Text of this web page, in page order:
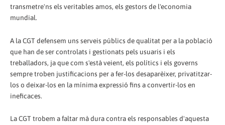
transmetre'ns els veritables amos, els gestors de l'economia
mundial.
A la CGT defensem uns serveis públics de qualitat per a la població
que han de ser controlats i gestionats pels usuaris i els
treballadors, ja que com s'està veient, els polítics i els governs
sempre troben justificacions per a fer-los desaparèixer, privatitzar-
los o deixar-los en la mínima expressió fins a convertir-los en
ineficaces.
La CGT trobem a faltar mà dura contra els responsables d'aquesta